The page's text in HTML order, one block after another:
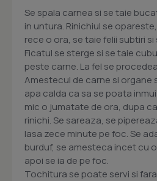
Se spala carnea si se taie
in untura. Rinichiul se
rece o ora, se taie felii subtiri
Ficatul se sterge si se taie
peste carne. La fel se
Amestecul de carne si organe
apa calda ca sa se poata
mic o jumatate de ora, dupa
rinichi. Se sareaza, se
lasa zece minute pe foc. Se
burduf, se amesteca incet cu
apoi se ia de pe foc.
Tochitura se poate servi si